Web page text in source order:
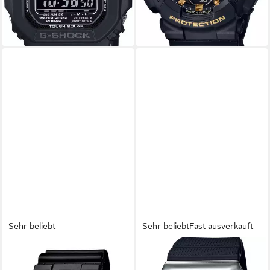
lieferbar - in 1-2 Werktagen bei dir
Sehr beliebt
CASIO G-SHOCK
Chronograph GA-100-1A1ER,
Sehr beliebtFast ausverkauft
CASIO G-SHOCK
Chronograph GM-2100-1AER,